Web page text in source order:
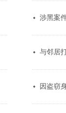
涉黑案
与邻居
因盗窃